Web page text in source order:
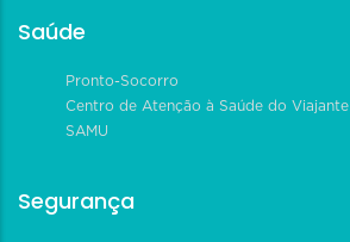
Saúde
Pronto-Socorro
Centro de Atenção à Saúde do Viajante
SAMU
Segurança